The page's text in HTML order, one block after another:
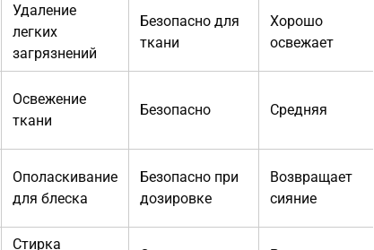
Удаление
легких
загрязнений
Безопасно для
ткани
Хорошо
освежает
Освежение
ткани
Безопасно Средняя
Ополаскивание
для блеска
Безопасно при
дозировке
Возвращает
сияние
Стирка